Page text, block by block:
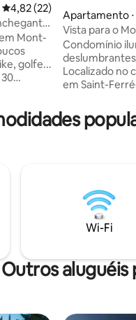
4,82 de uma avaliação
4,82 (22)
Mont-
golfe...
tênis e
e
com
Apartamento
es-Neiges
Vista para o
piscina, sauna
Condomínio
Localizado no
em Saint-
quartos é o
desconectar
Falls e muito
instalações
aquecida, a
Wi-Fi
Outros